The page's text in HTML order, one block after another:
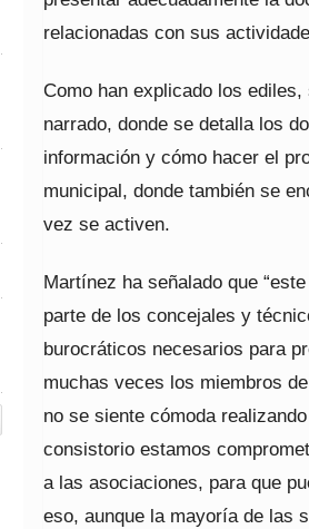
relacionadas con sus
Como han explicado los
narrado, donde se detalla los
información y cómo hacer el
municipal, donde también se
vez se activen.
Martínez ha señalado que
parte de los concejales y
burocráticos necesarios para
muchas veces los miembros
no se siente cómoda
consistorio estamos
a las asociaciones, para que
eso, aunque la mayoría de las